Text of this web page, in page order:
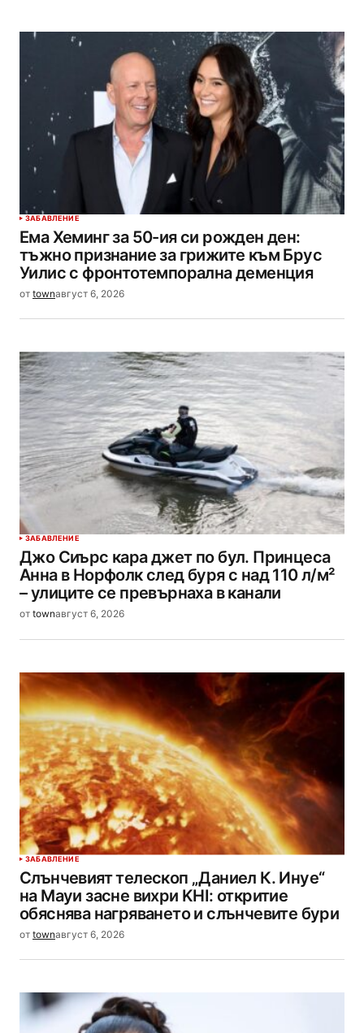
ЗАБАВЛЕНИЕ
Ема Хеминг за 50-ия си рожден ден:
тъжно признание за грижите към Брус
Уилис с фронтотемпорална деменция
от townавгуст 6, 2026
ЗАБАВЛЕНИЕ
Джо Сиърс кара джет по бул. Принцеса
Анна в Норфолк след буря с над 110 л/м²
– улиците се превърнаха в канали
от townавгуст 6, 2026
ЗАБАВЛЕНИЕ
Слънчевият телескоп „Даниел К. Инуе“
на Мауи засне вихри KHI: откритие
обяснява нагряването и слънчевите бури
от townавгуст 6, 2026